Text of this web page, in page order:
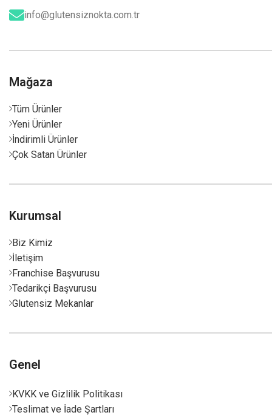
info@glutensiznokta.com.tr
Mağaza
Tüm Ürünler
Yeni Ürünler
İndirimli Ürünler
Çok Satan Ürünler
Kurumsal
Biz Kimiz
İletişim
Franchise Başvurusu
Tedarikçi Başvurusu
Glutensiz Mekanlar
Genel
KVKK ve Gizlilik Politikası
Teslimat ve İade Şartları